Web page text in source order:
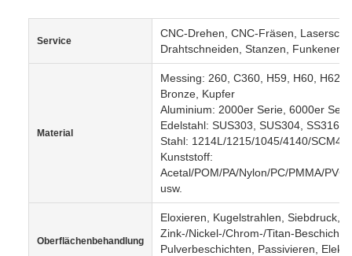
Service
CNC-Drehen, CNC-Fräsen,
Drahtschneiden, Stanzen,
Material
Messing: 260, C360, H59, H60, H62,
Bronze, Kupfer
Aluminium: 2000er Serie, 6000er
Edelstahl: SUS303, SUS304, SS316,
Stahl: 1214L/1215/1045/4140/
Kunststoff:
Acetal/POM/PA/Nylon/PC/PMMA/
usw.
Oberflächenbehandlung
Eloxieren, Kugelstrahlen, Siebdruck,
Zink-/Nickel-/Chrom-/Titan-
Pulverbeschichten, Passivieren,